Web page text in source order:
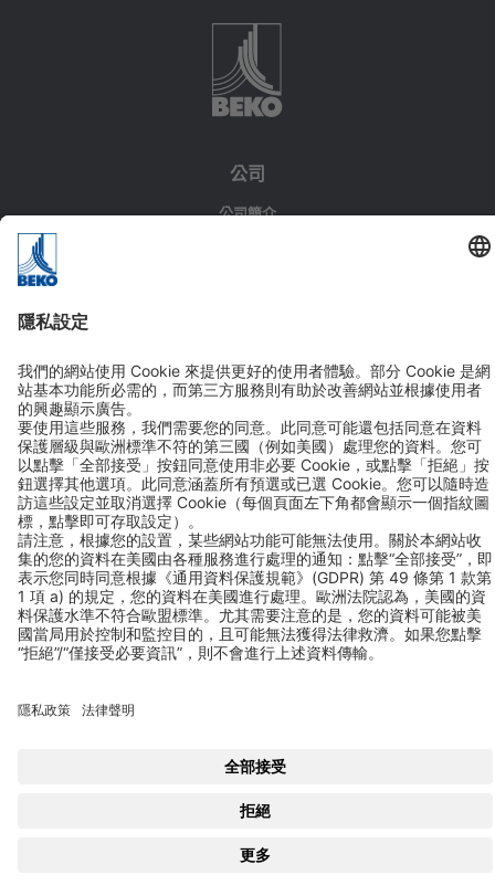
公司
公司簡介
解決方案
應用
產業領域
聯絡方式
電話 +886 286983998
傳真 +886 286983999
追蹤我們